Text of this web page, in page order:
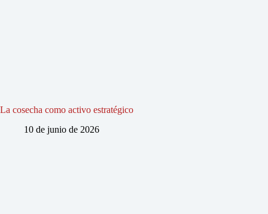
La cosecha como activo estratégico
10 de junio de 2026